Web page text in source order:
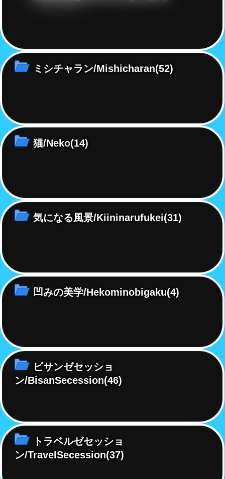
ミシチャラン/Mishicharan(52)
猫/Neko(14)
気になる風景/Kiininarufukei(31)
凹みの美学/Hekominobigaku(4)
ビサンゼセッショ
ン/BisanSecession(46)
トラベルゼセッショ
ン/TravelSecession(37)